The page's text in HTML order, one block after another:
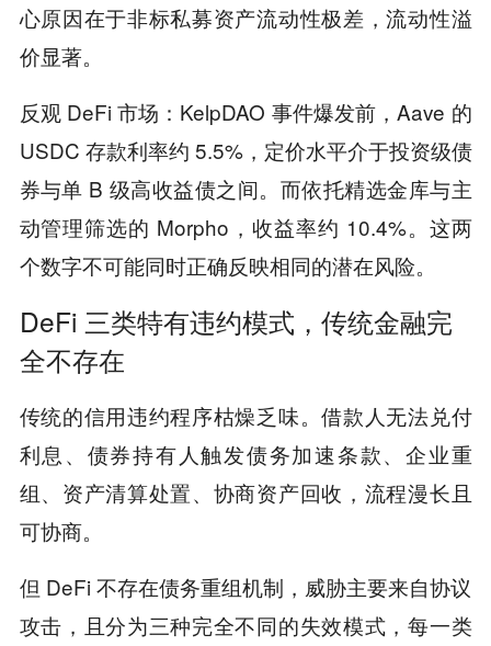
心原因在于非标私募资产流动性极差，流动性溢
价显著。
反观 DeFi 市场：KelpDAO 事件爆发前，Aave 的
USDC 存款利率约 5.5%，定价水平介于投资级债
券与单 B 级高收益债之间。而依托精选金库与主
动管理筛选的 Morpho，收益率约 10.4%。这两
个数字不可能同时正确反映相同的潜在风险。
DeFi 三类特有违约模式，传统金融完
全不存在
传统的信用违约程序枯燥乏味。借款人无法兑付
利息、债券持有人触发债务加速条款、企业重
组、资产清算处置、协商资产回收，流程漫长且
可协商。
但 DeFi 不存在债务重组机制，威胁主要来自协议
攻击，且分为三种完全不同的失效模式，每一类